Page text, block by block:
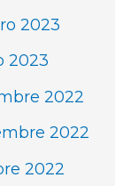
2023
2023
2022
2022
2022